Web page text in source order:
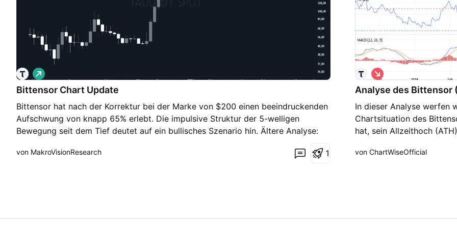
Liquidität in der unteren Range, sollte hier also ein gutes Retracement möglich
sein. Bei Fragen zu diesem Trade, stehe ich euch im ⁠💬・trading-chat zur
Verfügung, den Chart findet ihr bei ⁠📈・charts.
Unterstützung im
Unterstützung) 153-163
Long-Positionen :
erfolgen, wenn es
Anstieg des Volumens
Profit-Ziele könnten bei
(SL) : Ein Stop-Loss
Risiko bei einem weiteren
Ein Einstieg könnte bei
Ablehnung an 320-330
Ausstieg (TP) : Die Take-
werden. 4. Fundamentale
Bittensor Chart Update
Bittensor hat nach der Korrektur bei der Marke von $200 einen beeindruckenden
Aufschwung von knapp 65% erlebt. Die impulsive Struktur der 5-welligen
Bewegung seit dem Tief deutet auf ein bullisches Szenario hin. Ältere Analyse:
L
o
n
von MakroVisionResearch 1
Analyse des Bittensor
In dieser Analyse werfen
Chartsituation des
hat, sein Allzeithoch
Fibonacci-Retracements,
S
h
o
t
von ChartWiseOfficial